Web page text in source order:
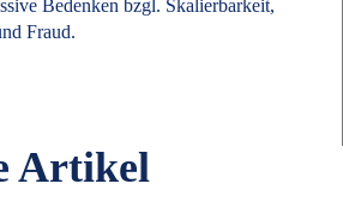
Bedenken bzgl. Skalierbarkeit,
Fraud.
Artikel